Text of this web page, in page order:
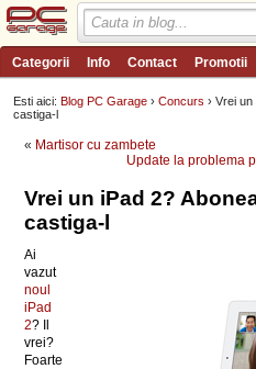
Categorii Info Contact Promotii
Review-uri Wishlist PC Garage TV
Esti aici:Blog PC Garage ›Concurs › Vrei
castiga-l
« Martisor cu zambete
Update la problema
Vrei un iPad 2?
castiga-l
Ai
vazut
noul
iPad
2? Il
vrei?
Foarte